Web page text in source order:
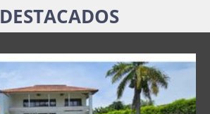
DESTACADOS